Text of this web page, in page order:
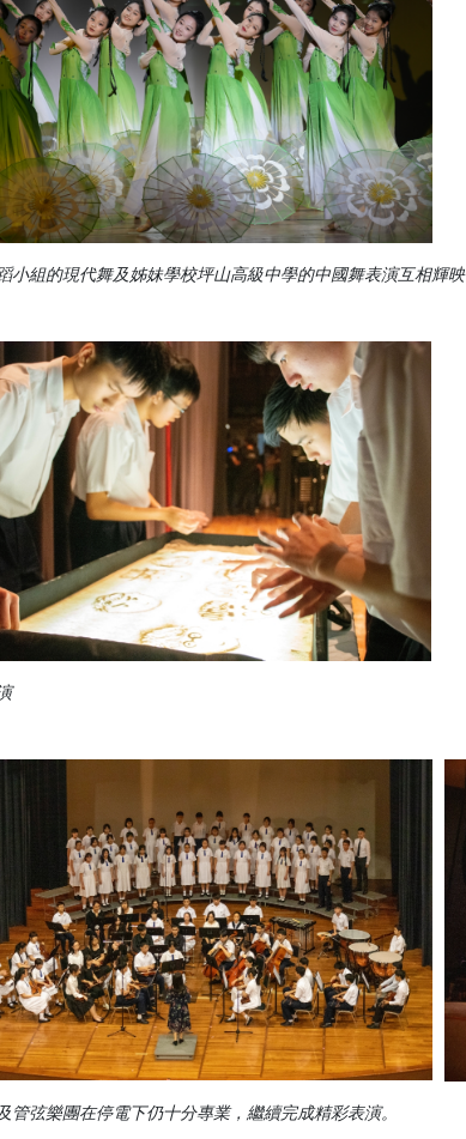
小組的現代舞及姊妹學校坪山高級中學的中國舞表演互相輝映
管弦樂團在停電下仍十分專業，繼續完成精彩表演。